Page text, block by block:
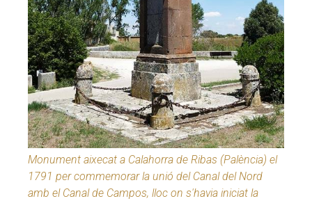
Monument aixecat a Calahorra de Ribas (Palència) el
1791 per commemorar la unió del Canal del Nord
amb el Canal de Campos, lloc on s'havia iniciat la